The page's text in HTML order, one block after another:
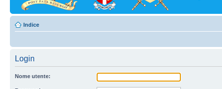
Indice
Login
Nome utente: